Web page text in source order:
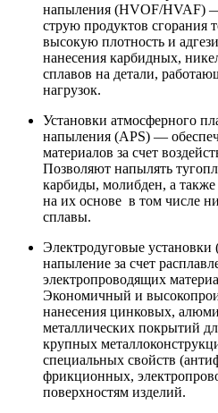
напыления (HVOF/HVAF)
струю продуктов сгорания
высокую плотность и
нанесения карбидных,
сплавов на детали,
нагрузок.
Установки атмосферного
напыления (APS) —
материалов за счет
Позволяют напылять
карбиды, молибден, а
на их основе в том числе
сплавы.
Электродуговые
напыление за счет
электропроводящих
Экономичный и
нанесения цинковых,
металлических покрытий
крупных
специальных свойств
фрикционных,
поверхностям изделий.